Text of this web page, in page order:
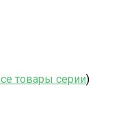
товары серии)